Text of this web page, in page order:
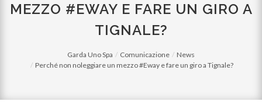
MEZZO #EWAY E FARE UN GIRO A
TIGNALE?
Garda Uno Spa Comunicazione
News
Perché non noleggiare un mezzo #Eway e fare un giro a Tignale?